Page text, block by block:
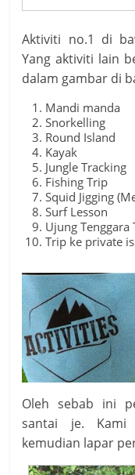
Aktiviti no.1 di
Yang aktiviti lain
dalam gambar di
Mandi manda
Snorkelling
Round Island
Kayak
Jungle Tracking
Fishing Trip
Squid Jigging
Surf Lesson
Ujung Tenggara
Trip ke private
Oleh sebab ini
santai je. Kami
kemudian lapar